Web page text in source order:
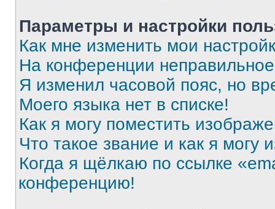
Параметры и настройки
Как мне изменить мои
На конференции
Я изменил часовой пояс, но
Моего языка нет в списке!
Как я могу поместить
Что такое звание и как я могу
Когда я щёлкаю по ссылке
конференцию!